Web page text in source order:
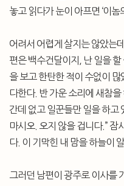
놓고 읽다가 눈이 아프면 ‘이놈
어려서 어렵게 살지는 않았는
편은 백수건달이지, 난 일을
을 보고 한탄한 적이 수없이
다한다. 반 가운 소리에 새참
간데 없고 일꾼들만 일을 하고
마시오. 오지 않을 겁니다.” 잠
다. 이 기막힌 내 맘을 하늘이
그러던 남편이 광주로 이사를